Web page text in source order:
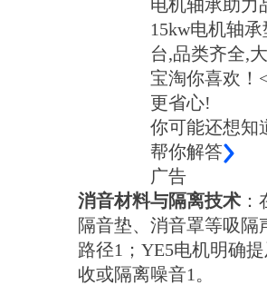
电机轴承助力
15kw电机轴
台,品类齐全,
宝淘你喜欢！
更省心!
你可能还想知
帮你解答
广告
消音材料与隔离技术
隔音垫、消音罩等吸
路径1；YE5电机明确
收或隔离噪音1。